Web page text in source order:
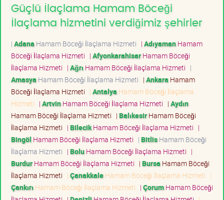
Güçlü İlaçlama Hamam Böceği
İlaçlama hizmetini verdiğimiz şehirler
| Adana Hamam Böceği İlaçlama Hizmeti | AdıyamanHamam
Böceği İlaçlama Hizmeti | AfyonkarahisarHamam Böceği
İlaçlama Hizmeti | Ağrı Hamam Böceği İlaçlama Hizmeti |
Amasya Hamam Böceği İlaçlama Hizmeti | Ankara Hamam
Böceği İlaçlama Hizmeti | Antalya Hamam Böceği İlaçlama
Hizmeti | ArtvinHamam Böceği İlaçlama Hizmeti | Aydın
Hamam Böceği İlaçlama Hizmeti | BalıkesirHamam Böceği
İlaçlama Hizmeti | BilecikHamam Böceği İlaçlama Hizmeti |
Bingöl Hamam Böceği İlaçlama Hizmeti | BitlisHamam Böceği
İlaçlama Hizmeti | BoluHamam Böceği İlaçlama Hizmeti |
BurdurHamam Böceği İlaçlama Hizmeti | Bursa Hamam Böceği
İlaçlama Hizmeti | ÇanakkaleHamam Böceği İlaçlama Hizmeti |
Çankırı Hamam Böceği İlaçlama Hizmeti | ÇorumHamam Böceği